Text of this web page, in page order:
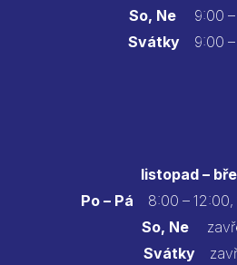
So, Ne9:00 –
Svátky 9:00 –
listopad –
Po – Pá 8:00 – 12:00,
So, Ne
Svátky